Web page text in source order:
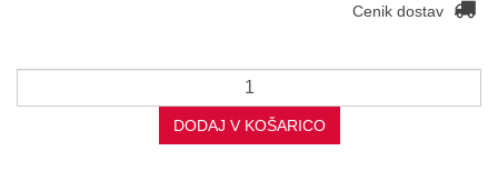
Cenik dostav
DODAJ V KOŠARICO